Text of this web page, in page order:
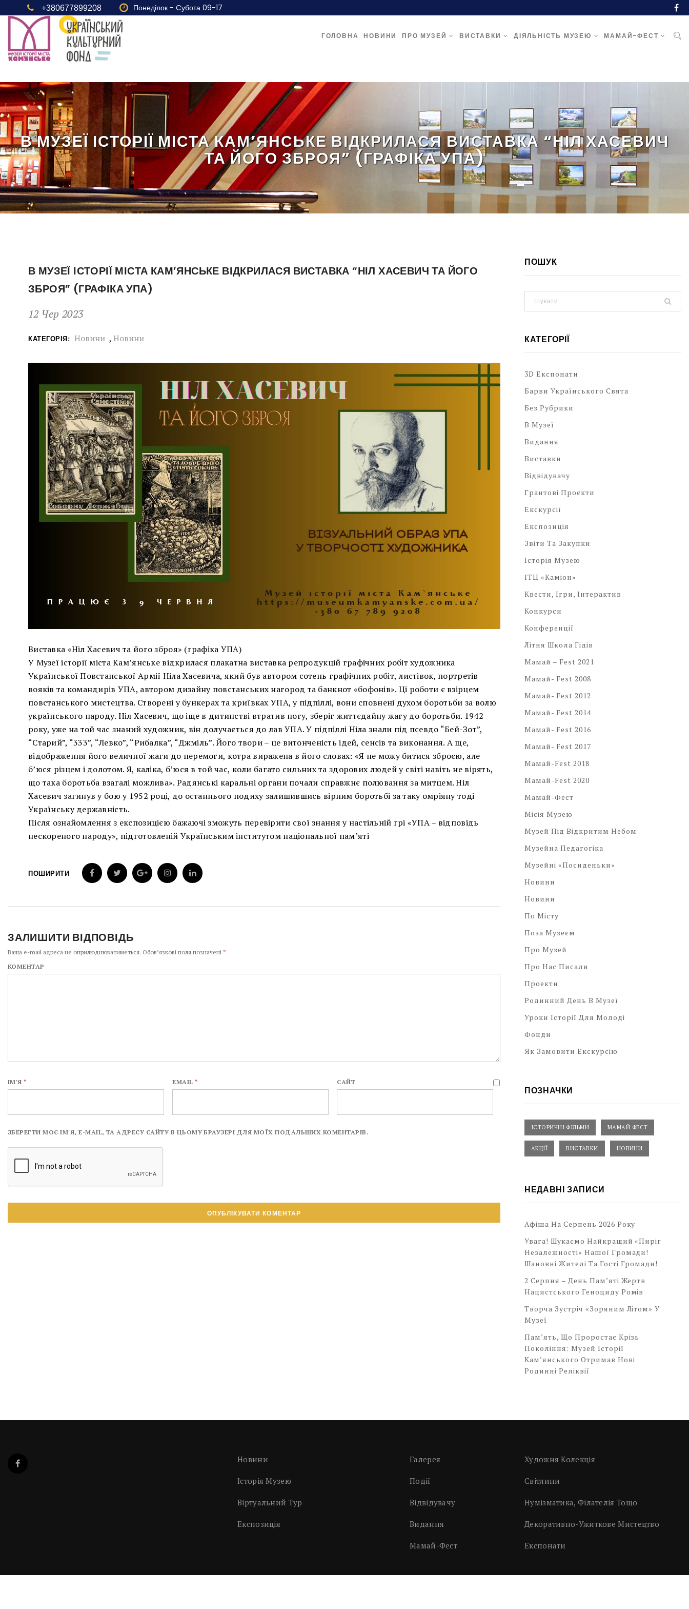
+380677899208 Понеділок - Cубота 09-17
ГОЛОВНА НОВИНИ ПРО МУЗЕЙ ВИСТАВКИ ДІЯЛЬНІСТЬ МУЗЕЮ МАМАЙ-ФЕСТ
В МУЗЕЇ ІСТОРІЇ МІСТА КАМ’ЯНСЬКЕ ВІДКРИЛАСЯ ВИСТАВКА “НІЛ ХАСЕВИЧ
ТА ЙОГО ЗБРОЯ” (ГРАФІКА УПА)
В МУЗЕЇ ІСТОРІЇ МІСТА КАМ’ЯНСЬКЕ ВІДКРИЛАСЯ ВИСТАВКА “НІЛ ХАСЕВИЧ ТА ЙОГО
ЗБРОЯ” (ГРАФІКА УПА)
12 Чер 2023
КАТЕГОРІЯ: Новини , Новини
Виставка «Ніл Хасевич та його зброя» (графіка УПА)
У Музеї історії міста Кам’янське відкрилася плакатна виставка репродукцій графічних робіт художника
Української Повстанської Армії Ніла Хасевича, який був автором сотень графічних робіт, листівок, портретів
вояків та командирів УПА, автором дизайну повстанських нагород та банкнот «бофонів». Ці роботи є взірцем
повстанського мистецтва. Створені у бункерах та криївках УПА, у підпіллі, вони сповнені духом боротьби за волю
українського народу. Ніл Хасевич, що іще в дитинстві втратив ногу, зберіг життєдайну жагу до боротьби. 1942
року, уже на той час знаний художник, він долучається до лав УПА. У підпіллі Ніла знали під псевдо “Бей-Зот”,
“Старий”, “333”, “Левко”, “Рибалка”, “Джміль”. Його твори – це витонченість ідей, сенсів та виконання. А ще,
відображення його величної жаги до перемоги, котра виражена в його словах: «Я не можу битися зброєю, але
б’юся різцем і долотом. Я, каліка, б’юся в той час, коли багато сильних та здорових людей у світі навіть не вірять,
що така боротьба взагалі можлива». Радянські каральні органи почали справжнє полювання за митцем. Ніл
Хасевич загинув у бою у 1952 році, до останнього подиху залишившись вірним боротьбі за таку омріяну тоді
Українську державність.
Після ознайомлення з експозицією бажаючі зможуть перевірити свої знання у настільній грі «УПА – відповідь
нескореного народу», підготовленій Українським інститутом національної пам’яті
ПОШИРИТИ
ЗАЛИШИТИ ВІДПОВІДЬ
Ваша e-mail адреса не оприлюднюватиметься. Обов’язкові поля позначені *
КОМЕНТАР
ІМ'Я* EMAIL* САЙТ
ЗБЕРЕГТИ МОЄ ІМ'Я, E-MAIL, ТА АДРЕСУ САЙТУ В ЦЬОМУ БРАУЗЕРІ ДЛЯ МОЇХ ПОДАЛЬШИХ КОМЕНТАРІВ.
ПОШУК
КАТЕГОРІЇ
3D Експонати
Барви Українського Свята
Без Рубрики
В Музеї
Видання
Виставки
Відвідувачу
Грантові Проєкти
Екскурсії
Експозиція
Звіти Та Закупки
Історія Музею
ІТЦ «Каміон»
Квести, Ігри, Інтерактив
Конкурси
Конференції
Літня Школа Гідів
Мамай – Fest 2021
Мамай- Fest 2008
Мамай- Fest 2012
Мамай- Fest 2014
Мамай- Fest 2016
Мамай- Fest 2017
Мамай-Fest 2018
Мамай-Fest 2020
Мамай-Фест
Місія Музею
Музей Під Відкритим Небом
Музейна Педагогіка
Музейні «посиденьки»
Новини
Новини
По Місту
Поза Музеєм
Про Музей
Про Нас Писали
Проекти
Родинний День В Музеї
Уроки Історії Для Молоді
Фонди
Як Замовити Екскурсію
ПОЗНАЧКИ
ІСТОРИЧНІ ФІЛЬМИ МАМАЙ ФЕСТ
АКЦІЇ ВИСТАВКИ НОВИНИ
НЕДАВНІ ЗАПИСИ
Афіша На Серпень 2026 Року
Увага! Шукаємо Найкращий «Пиріг
Незалежності» Нашої Громади!
Шановні Жителі Та Гості Громади!
2 Серпня – День Пам’яті Жертв
Нацистського Геноциду Ромів
Творча Зустріч «Зоряним Літом» У
Музеї
Пам’ять, Що Проростає Крізь
Покоління: Музей Історії
Кам’янського Отримав Нові
Родинні Реліквії
Новини
Історія Музею
Віртуальний Тур
Експозиція
Галерея
Події
Відвідувачу
Видання
Мамай-Фест
Художня Колекція
Світлини
Нумізматика, Філателія Тощо
Декоративно-Ужиткове Мистецтво
Експонати